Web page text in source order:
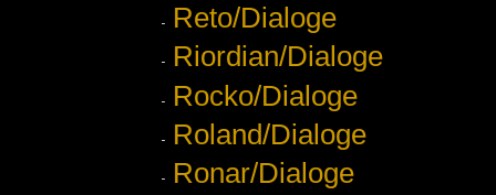
Reto/Dialoge
Riordian/Dialoge
Rocko/Dialoge
Roland/Dialoge
Ronar/Dialoge